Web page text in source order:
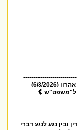
בתגובה למאמר בעניין הצדקה. הגבתי כך : משה אהרון (6/8/2026)
ל"משפט"ש
ובין נגע לנגע דברי